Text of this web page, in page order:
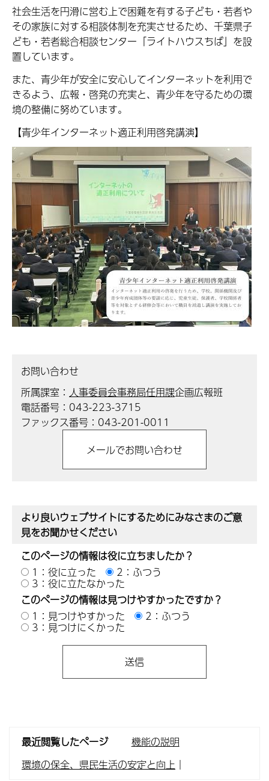
社会生活を円滑に営む上で困難を有する子ども・若者や
その家族に対する相談体制を充実させるため、千葉県子
ども・若者総合相談センター「ライトハウスちば」を設
置しています。
また、青少年が安全に安心してインターネットを利用で
きるよう、広報・啓発の充実と、青少年を守るための環
境の整備に努めています。
【青少年インターネット適正利用啓発講演】
お問い合わせ
所属課室： 人事委員会事務局任用課企画広報班
電話番号：043-223-3715
ファックス番号：043-201-0011
より良いウェブサイトにするためにみなさまのご意
見をお聞かせください
このページの情報は役に立ちましたか？
1：役に立った
2：ふつう
3：役に立たなかった
このページの情報は見つけやすかったですか？
1：見つけやすかった
2：ふつう
3：見つけにくかった
最近閲覧したページ
機能の説明
環境の保全、県民生活の安定と向上 ｜